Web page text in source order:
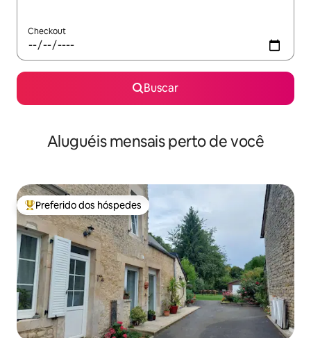
Checkout
Buscar
Aluguéis mensais perto de você
Entre os melhores preferidos dos hóspedes
Preferido dos hóspedes